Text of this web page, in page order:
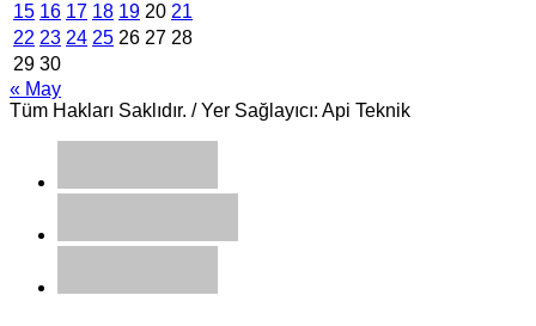
15 16 17 18 19 20 21
22 23 24 25 26 27 28
29 30
« May
Tüm Hakları Saklıdır. / Yer Sağlayıcı: Api Teknik